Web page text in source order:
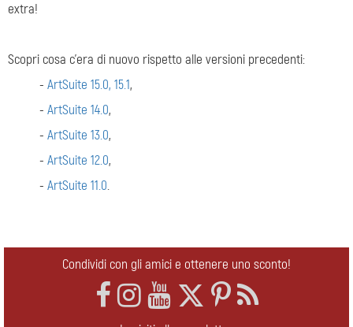
extra!
Scopri cosa c'era di nuovo rispetto alle versioni precedenti:
- ArtSuite 15.0, 15.1,
- ArtSuite 14.0,
- ArtSuite 13.0,
- ArtSuite 12.0,
- ArtSuite 11.0.
Condividi con gli amici e ottenere uno sconto!